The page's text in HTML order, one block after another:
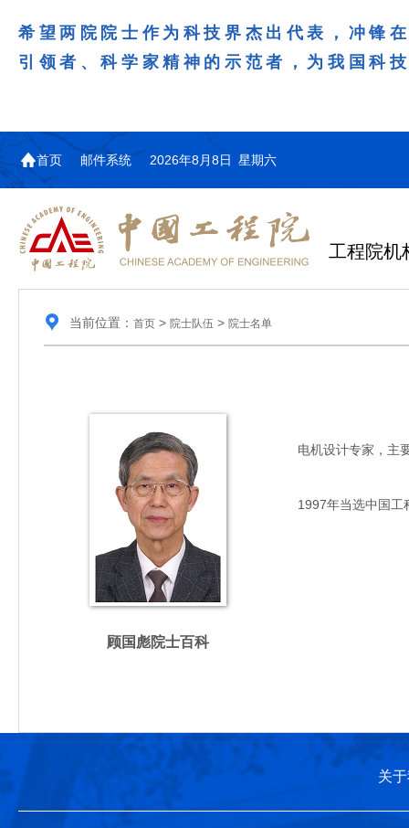
希望两院院士作为科技界杰出代表，冲锋
引领者、科学家精神的示范者，为我国科
首页 邮件系统 2026年8月8日 星期六
工程院机
当前位置： 首页> 院士队伍 > 院士名单
顾国彪院士百科
电机设计专家，主要
1997年当选中国工
关